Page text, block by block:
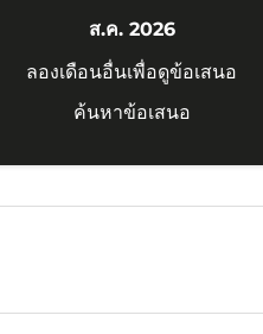
ส.ค. 2026
ลองเดือนอื่นเพื่อดูข้อเสนอ
ค้นหาข้อเสนอ